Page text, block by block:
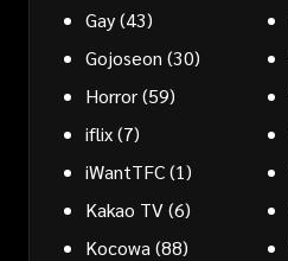
Gay(43)
Gojoseon (30)
Horror(59)
iflix(7)
iWantTFC(1)
Kakao TV(6)
Kocowa (88)